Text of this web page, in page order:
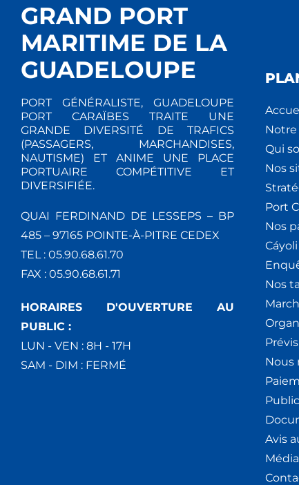
GRAND PORT
MARITIME DE LA
GUADELOUPE
PORT GÉNÉRALISTE, GUADELOUPE
PORT CARAÏBES TRAITE UNE
GRANDE DIVERSITÉ DE TRAFICS
(PASSAGERS, MARCHANDISES,
NAUTISME) ET ANIME UNE PLACE
PORTUAIRE COMPÉTITIVE ET
DIVERSIFIÉE.
QUAI FERDINAND DE LESSEPS – BP
485 – 97165 POINTE-À-PITRE CEDEX
TEL : 05.90.68.61.70
FAX : 05.90.68.61.71
HORAIRES D'OUVERTURE AU
PUBLIC :
LUN - VEN : 8H - 17H
SAM - DIM : FERMÉ
Qui
Nos
Port
Nos
Cáyoli
Nos
Nous
Avis